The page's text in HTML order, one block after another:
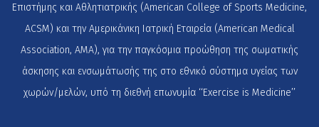
Επιστήμης και Αθλητιατρικής (American College of Sports Medicine,
ACSM) και την Αμερικάνικη Ιατρική Εταιρεία (American Medical
Association, AMA), για την παγκόσμια προώθηση της σωματικής
άσκησης και ενσωμάτωσής της στο εθνικό σύστημα υγείας των
χωρών/μελών, υπό τη διεθνή επωνυμία ‘‘Exercise is Medicine’’